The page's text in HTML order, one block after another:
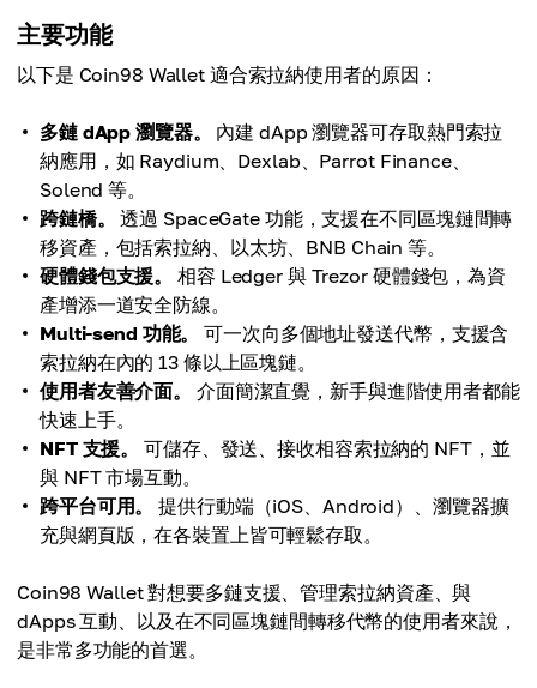
主要功能
以下是 Coin98 Wallet 適合索拉納使用者的原因：
多鏈 dApp 瀏覽器。
內建 dApp 瀏覽器可存取熱門索拉
納應用，如 Raydium、Dexlab、Parrot Finance、
Solend 等。
跨鏈橋。
透過 SpaceGate 功能，支援在不同區塊鏈間轉
移資產，包括索拉納、以太坊、BNB Chain 等。
硬體錢包支援。
相容 Ledger 與 Trezor 硬體錢包，為資
產增添一道安全防線。
Multi-send 功能。
可一次向多個地址發送代幣，支援含
索拉納在內的 13 條以上區塊鏈。
使用者友善介面。
介面簡潔直覺，新手與進階使用者都能
快速上手。
NFT 支援。
可儲存、發送、接收相容索拉納的 NFT，並
與 NFT 市場互動。
跨平台可用。
提供行動端（iOS、Android）、瀏覽器擴
充與網頁版，在各裝置上皆可輕鬆存取。
Coin98 Wallet 對想要多鏈支援、管理索拉納資產、與
dApps 互動、以及在不同區塊鏈間轉移代幣的使用者來說，
是非常多功能的首選。